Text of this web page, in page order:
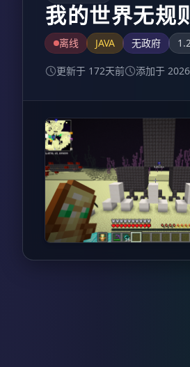
我的世界无规
离线 JAVA 无政府
更新于 172天前 添加于